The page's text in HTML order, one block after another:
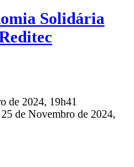
Solidária
de 2024, 19h41
de Novembro de 2024,